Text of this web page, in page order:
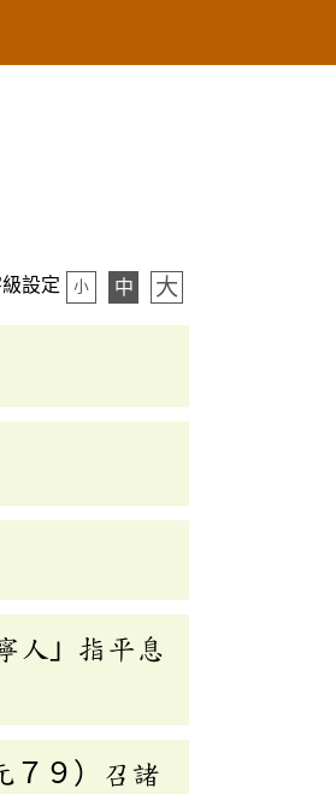
設定 小 中 大
人」指平息
７９）召諸